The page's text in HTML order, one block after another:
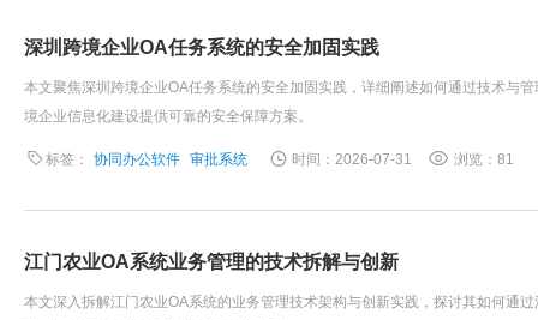
深圳跨境企业OA任务系统的安全加固实践
本文聚焦深圳跨境企业OA任务系统的安全加固实践，详细阐述如何通过技术与
境企业信息化建设提供可靠的安全保障方案。
标签： 协同办公软件 审批系统 时间：2026-07-31 浏览：81
江门农业OA系统业务管理的技术拆解与创新
本文深入拆解江门农业OA系统的业务管理技术架构与创新实践，探讨其如何通